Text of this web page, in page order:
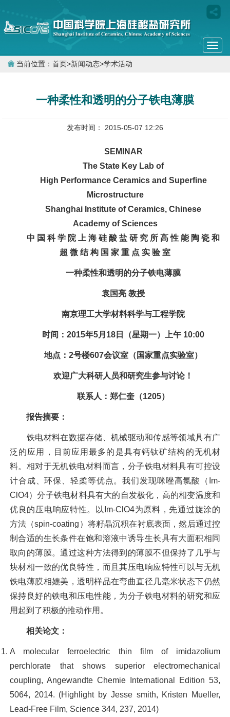
当前位置： 首页>新闻动态>学术活动
一种柔性和透明的分子铁电薄膜
发布时间： 2015-05-07 12:26
SEMINAR
The State Key Lab of
High Performance Ceramics and Superfine
Microstructure
Shanghai Institute of Ceramics, Chinese
Academy of Sciences
中 国 科 学 院 上 海 硅 酸 盐 研 究 所 高 性 能 陶 瓷 和
超 微 结 构 国 家 重 点 实 验 室
一种柔性和透明的分子铁电薄膜
袁国亮 教授
南京理工大学材料科学与工程学院
时间：2015年5月18日（星期一）上午 10:00
地点：2号楼607会议室（国家重点实验室）
欢迎广大科研人员和研究生参与讨论！
联系人：郑仁奎（1205）
报告摘要：
铁电材料在数据存储、机械驱动和传感等领域具有广
泛的应用，目前应用最多的是具有钙钛矿结构的无机材
料。相对于无机铁电材料而言，分子铁电材料具有可控设
计合成、环保、轻柔等优点。我们发现咪唑高氯酸（Im-
ClO4）分子铁电材料具有大的自发极化，高的相变温度和
优良的压电响应特性。以Im-ClO4为原料，先通过旋涂的
方法（spin-coating）将籽晶沉积在衬底表面，然后通过控
制合适的生长条件在饱和溶液中诱导生长具有大面积相同
取向的薄膜。通过这种方法得到的薄膜不但保持了几乎与
块材相一致的优良特性，而且其压电响应特性可以与无机
铁电薄膜相媲美，透明样品在弯曲直径几毫米状态下仍然
保持良好的铁电和压电性能，为分子铁电材料的研究和应
用起到了积极的推动作用。
相关论文：
A molecular ferroelectric thin film of imidazolium
perchlorate that shows superior electromechanical
coupling, Angewandte Chemie International Edition 53,
5064, 2014. (Highlight by Jesse smith, Kristen Mueller,
Lead-Free Film, Science 344, 237, 2014)